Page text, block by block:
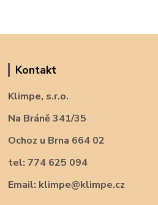
Kontakt
Klimpe, s.r.o.
Na Bráně 341/35
Ochoz u Brna 664 02
tel: 774 625 094
Email: klimpe@klimpe.cz